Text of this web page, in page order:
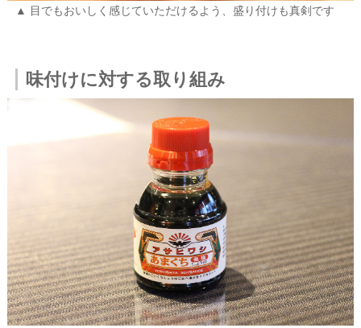
目でもおいしく感じていただけるよう、盛り付けも真剣です
味付けに対する取り組み